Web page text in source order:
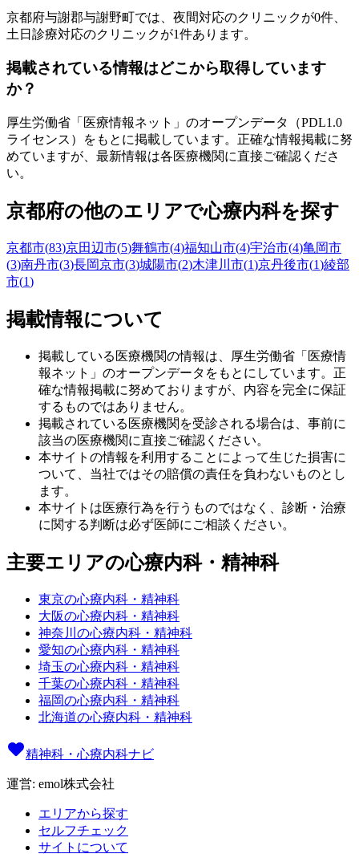
京都府与謝郡与謝野町では、夜間対応のクリニックが0件、
土日診療対応のクリニックが1件あります。
掲載されている情報はどこから取得しています
か？
厚生労働省「医療情報ネット」のオープンデータ（PDL1.0
ライセンス）をもとに掲載しています。正確な情報掲載に努
めていますが、最新情報は各医療機関に直接ご確認くださ
い。
京都府の他のエリアで心療内科を探す
京都市(83)京田辺市(5)舞鶴市(4)福知山市(4)宇治市(4)亀岡市
(3)南丹市(3)長岡京市(3)城陽市(2)木津川市(1)京丹後市(1)綾部
市(1)
掲載情報について
掲載している医療機関の情報は、厚生労働省「医療情
報ネット」のオープンデータをもとにしています。正
確な情報掲載に努めておりますが、内容を完全に保証
するものではありません。
掲載されている医療機関を受診される場合は、事前に
該当の医療機関に直接ご確認ください。
本サイトの情報を利用することによって生じた損害に
ついて、当社ではその賠償の責任を負わないものとし
ます。
本サイトは医療行為を行うものではなく、診断・治療
に関する判断は必ず医師にご相談ください。
主要エリアの心療内科・精神科
東京の心療内科・精神科
大阪の心療内科・精神科
神奈川の心療内科・精神科
愛知の心療内科・精神科
埼玉の心療内科・精神科
千葉の心療内科・精神科
福岡の心療内科・精神科
北海道の心療内科・精神科
精神科・心療内科ナビ
運営: emol株式会社
エリアから探す
セルフチェック
サイトについて